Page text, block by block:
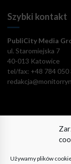
Używamy plików
Szybki kontakt
PubliCity Media
ul. Staromiejska 7
40-013 Katowice
tel/fax: +48 784 050
Pozostańmy